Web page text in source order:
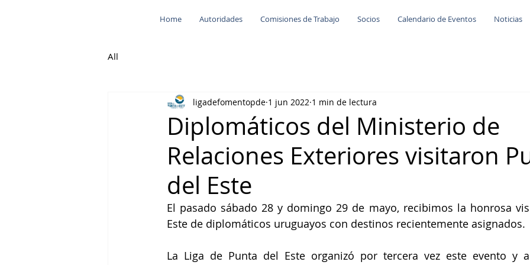
Home Autoridades Comisiones de Trabajo Socios Calendario de Eventos Noticias
All
Diplomáticos del Ministerio de
Relaciones Exteriores visitaron
del Este
ligadefomentopde 1 jun 2022 1 min de lectura
El pasado sábado 28 y domingo 29 de mayo, recibimos la honrosa
Este de diplomáticos uruguayos con destinos recientemente asignados.
La Liga de Punta del Este organizó por tercera vez este evento y